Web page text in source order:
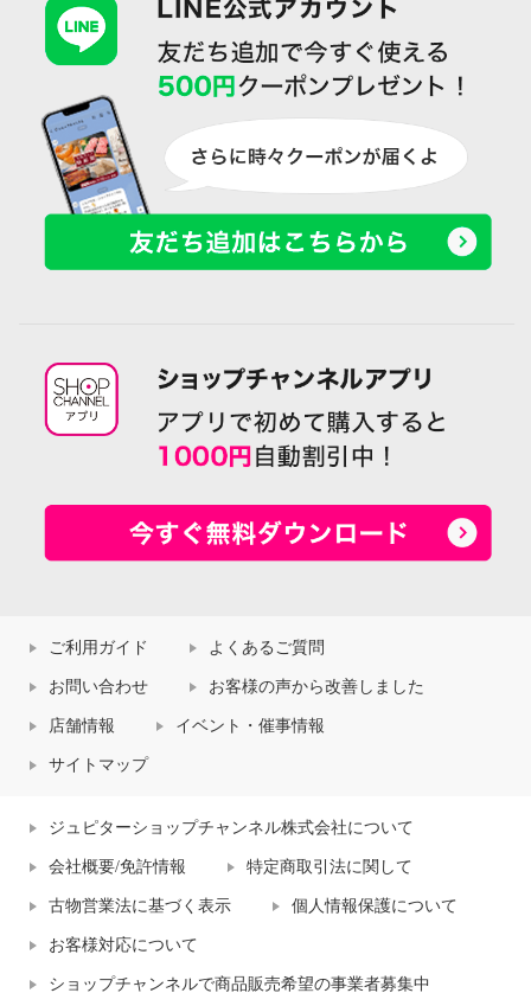
ご利用ガイド よくあるご質問
お問い合わせ お客様の声から改善しました
店舗情報 イベント・催事情報
サイトマップ
ジュピターショップチャンネル株式会社について
会社概要/免許情報 特定商取引法に関して
古物営業法に基づく表示 個人情報保護について
お客様対応について
ショップチャンネルで商品販売希望の事業者募集中